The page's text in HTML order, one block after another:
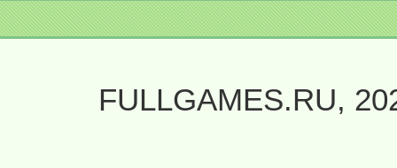
FULLGAMES.RU,